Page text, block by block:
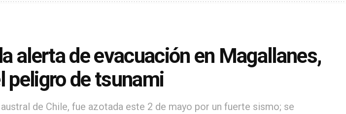
alerta de evacuación en Magallanes,
peligro de tsunami
de Chile, fue azotada este 2 de mayo por un fuerte sismo; se